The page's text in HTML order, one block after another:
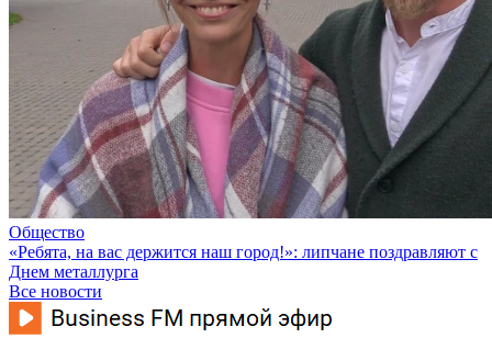
Общество
«Ребята, на вас держится наш город!»: липчане поздравляют с
Днем металлурга
Все новости